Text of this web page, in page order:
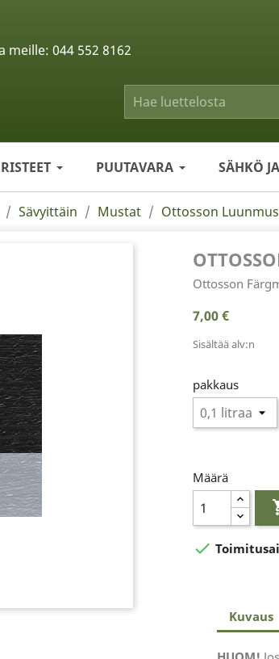
PUUTAVARA SÄHKÖ
meille: 044 552 8162
Sävyittäin Mustat Ottosson
Ottosson
7,00 €
Sisältää alv:n
pakkaus
Määrä

Kuvaus